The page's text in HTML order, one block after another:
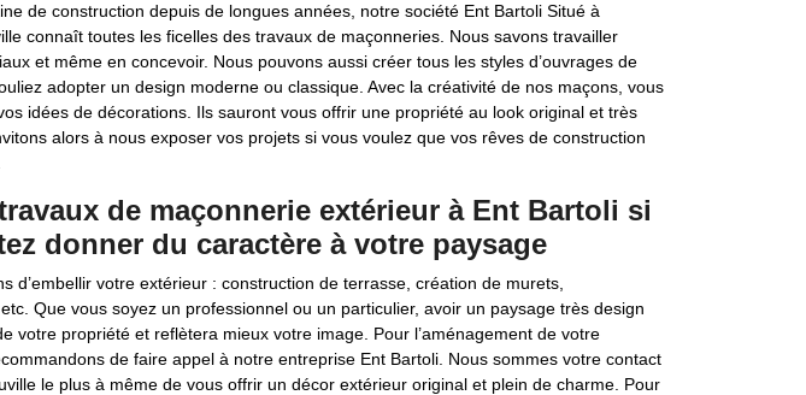
de construction depuis de longues années, notre société Ent Bartoli Situé à
connaît toutes les ficelles des travaux de maçonneries. Nous savons travailler
et même en concevoir. Nous pouvons aussi créer tous les styles d’ouvrages de
adopter un design moderne ou classique. Avec la créativité de nos maçons, vous
idées de décorations. Ils sauront vous offrir une propriété au look original et très
alors à nous exposer vos projets si vous voulez que vos rêves de construction
de maçonnerie extérieur à Ent Bartoli si
donner du caractère à votre paysage
d’embellir votre extérieur : construction de terrasse, création de murets,
Que vous soyez un professionnel ou un particulier, avoir un paysage très design
votre propriété et reflètera mieux votre image. Pour l’aménagement de votre
de faire appel à notre entreprise Ent Bartoli. Nous sommes votre contact
le plus à même de vous offrir un décor extérieur original et plein de charme. Pour